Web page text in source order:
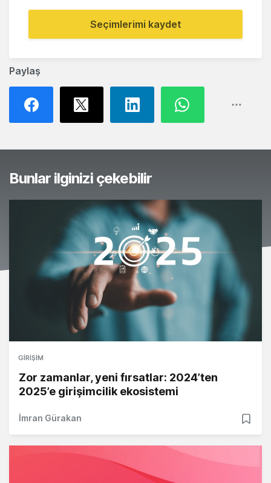
Paylaş
Seçimlerimi kaydet
Bunlar ilginizi çekebilir
GIRIŞIM
Zor zamanlar, yeni fırsatlar: 2024’ten
2025’e girişimcilik ekosistemi
İmran Gürakan